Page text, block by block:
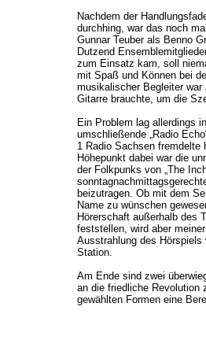
Nachdem der
durchhing, war das noch
Gunnar Teuber als Benno
Dutzend
zum Einsatz kam, soll
mit Spaß und Können bei
musikalischer Begleiter
Gitarre brauchte, um die
Ein Problem lag allerdings
umschließende „Radio
1 Radio Sachsen fremdelte
Höhepunkt dabei war die
der Folkpunks von „The
beizutragen. Ob mit dem
Name zu wünschen
Hörerschaft außerhalb des
feststellen, wird aber
Ausstrahlung des
Station.
Am Ende sind zwei
an die friedliche Revolution
gewählten Formen eine